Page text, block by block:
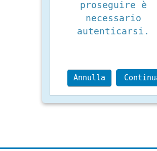
proseguire è
necessario
autenticarsi.
Annulla